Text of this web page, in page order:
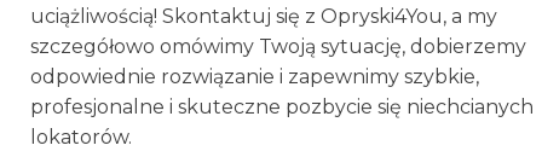
uciążliwością! Skontaktuj się z Opryski4You, a my
szczegółowo omówimy Twoją sytuację, dobierzemy
odpowiednie rozwiązanie i zapewnimy szybkie,
profesjonalne i skuteczne pozbycie się niechcianych
lokatorów.